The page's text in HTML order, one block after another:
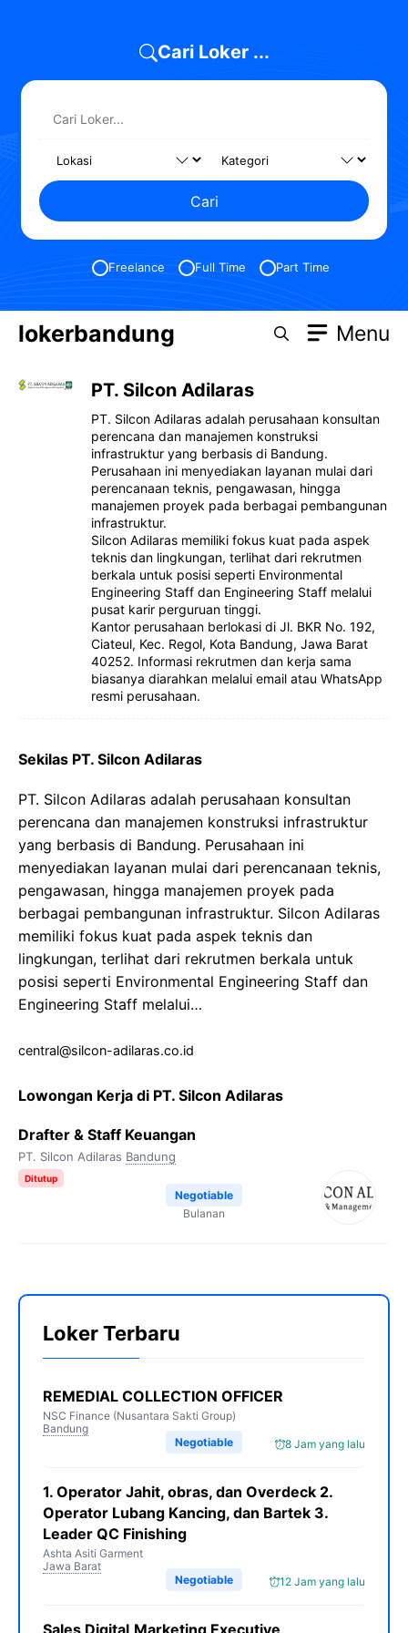
Cari Loker ...
Cari
Freelance Full Time Part Time
lokerbandung Menu
PT. Silcon Adilaras
PT. Silcon Adilaras adalah perusahaan konsultan
perencana dan manajemen konstruksi
infrastruktur yang berbasis di Bandung.
Perusahaan ini menyediakan layanan mulai dari
perencanaan teknis, pengawasan, hingga
manajemen proyek pada berbagai pembangunan
infrastruktur.
Silcon Adilaras memiliki fokus kuat pada aspek
teknis dan lingkungan, terlihat dari rekrutmen
berkala untuk posisi seperti Environmental
Engineering Staff dan Engineering Staff melalui
pusat karir perguruan tinggi.
Kantor perusahaan berlokasi di Jl. BKR No. 192,
Ciateul, Kec. Regol, Kota Bandung, Jawa Barat
40252. Informasi rekrutmen dan kerja sama
biasanya diarahkan melalui email atau WhatsApp
resmi perusahaan.
Sekilas PT. Silcon Adilaras
PT. Silcon Adilaras adalah perusahaan konsultan
perencana dan manajemen konstruksi infrastruktur
yang berbasis di Bandung. Perusahaan ini
menyediakan layanan mulai dari perencanaan teknis,
pengawasan, hingga manajemen proyek pada
berbagai pembangunan infrastruktur. Silcon Adilaras
memiliki fokus kuat pada aspek teknis dan
lingkungan, terlihat dari rekrutmen berkala untuk
posisi seperti Environmental Engineering Staff dan
Engineering Staff melalui…
central@silcon-adilaras.co.id
Lowongan Kerja di PT. Silcon Adilaras
Drafter & Staff Keuangan
PT. Silcon Adilaras Bandung
Ditutup
Negotiable
Bulanan
Loker Terbaru
REMEDIAL COLLECTION OFFICER
NSC Finance (Nusantara Sakti Group)
Bandung
8 Jam yang lalu
Negotiable
1. Operator Jahit, obras, dan Overdeck 2.
Operator Lubang Kancing, dan Bartek 3.
Leader QC Finishing
Ashta Asiti Garment
Jawa Barat
12 Jam yang lalu
Negotiable
Sales Digital,Marketing Executive